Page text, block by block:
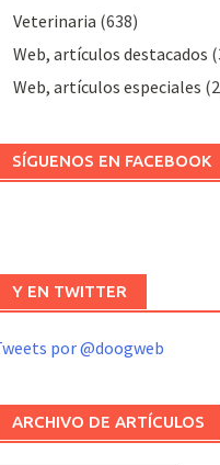
Veterinaria (638)
Web, artículos destacados
Web, artículos especiales
SÍGUENOS EN FACEBOOK
Y EN TWITTER
por @doogweb
ARCHIVO DE ARTÍCULOS